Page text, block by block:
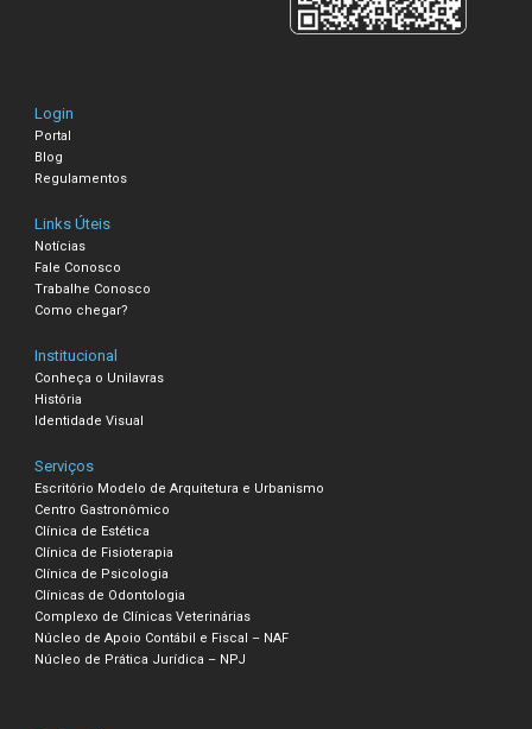
Login
Portal
Blog
Regulamentos
Links Úteis
Notícias
Fale Conosco
Trabalhe Conosco
Como chegar?
Institucional
Conheça o Unilavras
História
Identidade Visual
Serviços
Escritório Modelo de Arquitetura e Urbanismo
Centro Gastronômico
Clínica de Estética
Clínica de Fisioterapia
Clínica de Psicologia
Clínicas de Odontologia
Complexo de Clínicas Veterinárias
Núcleo de Apoio Contábil e Fiscal – NAF
Núcleo de Prática Jurídica – NPJ